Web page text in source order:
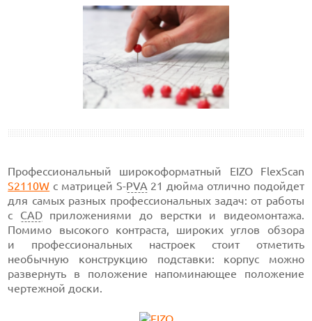
Профессиональный широкоформатный EIZO FlexScan
S2110W с матрицей S-PVA 21 дюйма отлично подойдет
для самых разных профессиональных задач: от работы
с CADприложениями до верстки и видеомонтажа.
Помимо высокого контраста, широких углов обзора
и профессиональных настроек стоит отметить
необычную конструкцию подставки: корпус можно
развернуть в положение напоминающее положение
чертежной доски.